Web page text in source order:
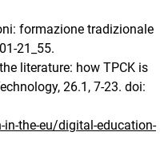
formazione tradizionale
21_55.
literature: how TPCK is
26.1, 7-23. doi:
the-eu/digital-education-